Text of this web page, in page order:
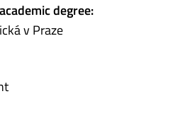
degree:
v Praze